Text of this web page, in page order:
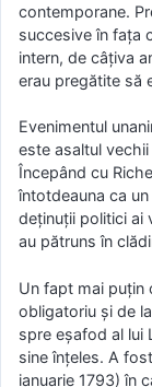
contemporane.
succesive în faţa
intern, de câţiva
erau pregătite să
Evenimentul
este asaltul vechii
Începând cu
întotdeauna ca
deţinuţii politici ai
au pătruns în
Un fapt mai puţin
obligatoriu şi de
spre eşafod al lui
sine înţeles. A
ianuarie 1793) în